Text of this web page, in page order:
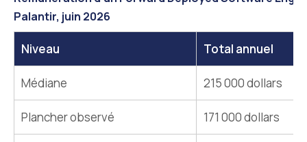
Palantir, juin 2026
Niveau Total annuel
Médiane 215 000 dollars
Plancher observé 171 000 dollars